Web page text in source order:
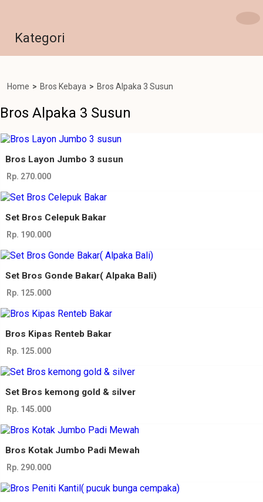
Kategori
Home > Bros Kebaya > Bros Alpaka 3 Susun
Bros Alpaka 3 Susun
Bros Layon Jumbo 3 susun
Rp. 270.000
Set Bros Celepuk Bakar
Rp. 190.000
Set Bros Gonde Bakar( Alpaka Bali)
Rp. 125.000
Bros Kipas Renteb Bakar
Rp. 125.000
Set Bros kemong gold & silver
Rp. 145.000
Bros Kotak Jumbo Padi Mewah
Rp. 290.000